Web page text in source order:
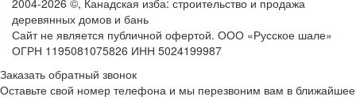
деревянных домов и бань
Сайт не является публичной офертой. ООО «Русское шале»
ОГРН 1195081075826 ИНН 5024199987
Заказать обратный звонок
Оставьте свой номер телефона и мы перезвоним вам в ближайшее